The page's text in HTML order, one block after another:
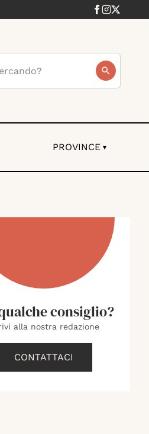
PROVINCE ▾
consiglio?
alla nostra redazione
CONTATTACI